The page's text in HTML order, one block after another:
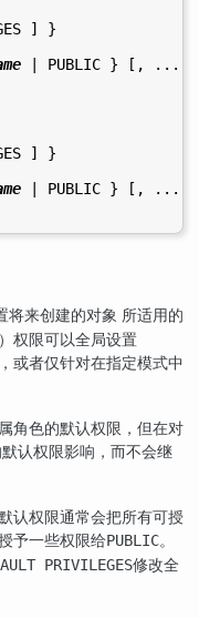
] }
| PUBLIC } [, ...]
] }
| PUBLIC } [, ...]
将来创建的对象 所适用的
权限可以全局设置
或者仅针对在指定模式中
角色的默认权限，但在对
认权限影响，而不会继
认权限通常会把所有可授
予一些权限给PUBLIC。
PRIVILEGES修改全